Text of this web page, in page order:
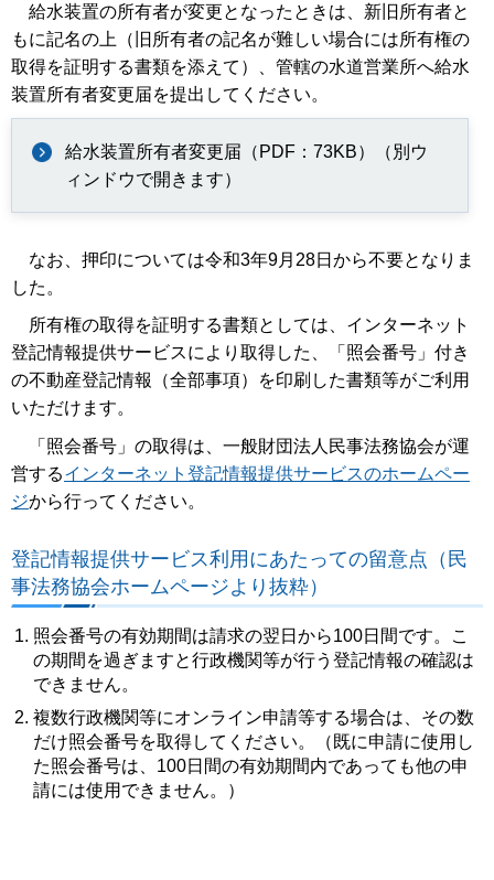
給水装置の所有者が変更となったときは、新旧所有者と
もに記名の上（旧所有者の記名が難しい場合には所有権の
取得を証明する書類を添えて）、管轄の水道営業所へ給水
装置所有者変更届を提出してください。
給水装置所有者変更届（PDF：73KB）（別ウ
ィンドウで開きます）
なお、押印については令和3年9月28日から不要となりま
した。
所有権の取得を証明する書類としては、インターネット
登記情報提供サービスにより取得した、「照会番号」付き
の不動産登記情報（全部事項）を印刷した書類等がご利用
いただけます。
「照会番号」の取得は、一般財団法人民事法務協会が運
営するインターネット登記情報提供サービスのホームペー
ジから行ってください。
登記情報提供サービス利用にあたっての留意点（民
事法務協会ホームページより抜粋）
照会番号の有効期間は請求の翌日から100日間です。こ
の期間を過ぎますと行政機関等が行う登記情報の確認は
できません。
複数行政機関等にオンライン申請等する場合は、その数
だけ照会番号を取得してください。（既に申請に使用し
た照会番号は、100日間の有効期間内であっても他の申
請には使用できません。）